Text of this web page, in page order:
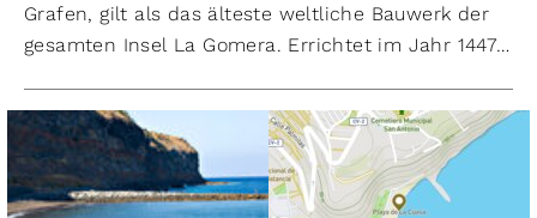
Grafen, gilt als das älteste weltliche Bauwerk der
gesamten Insel La Gomera. Errichtet im Jahr 1447
zeugt dieser historische Turm noch heute von
vergangenen Zeiten. Mehrmals schwer beschädigt
wurde der Turm immer wieder in ursprünglicher
Form instand gesetzt.